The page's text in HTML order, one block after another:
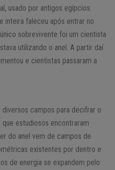
usado por antigos egípcios.
inteira faleceu após entrar no
sobrevivente foi um cientista
utilizando o anel. A partir daí
e cientistas passaram a
campos para decifrar o
estudiosos encontraram
do anel vem de campos de
existentes por dentro e
de energia se expandem pelo